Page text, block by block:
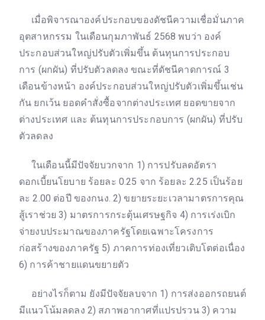
เมื่อพิจารณาองค์ประกอบของดัชนีความเชื่อมั่นภาค
อุตสาหกรรม ในเดือนกุมภาพันธ์ 2568 พบว่า องค์
ประกอบส่วนใหญ่ปรับตัวเพิ่มขึ้น ต้นทุนการประกอบ
การ (ผกผัน) ที่ปรับตัวลดลง ขณะที่ดัชนีคาดการณ์ 3
เดือนข้างหน้า องค์ประกอบส่วนใหญ่ปรับตัวเพิ่มขึ้นเช่น
กัน ยกเว้น ยอดคำสั่งซื้อจากต่างประเทศ ยอดขายจาก
ต่างประเทศ และ ต้นทุนการประกอบการ (ผกผัน) ที่ปรับ
ตัวลดลง
ในเดือนนี้มีปัจจัยบวกจาก 1) การปรับลดอัตรา
ดอกเบี้ยนโยบาย ร้อยละ 0.25 จาก ร้อยละ 2.25 เป็นร้อย
ละ 2.00 ต่อปี ของกนง. 2) ขยายระยะเวลามาตรการคุณ
สู้เราช่วย 3) มาตรการกระตุ้นเศรษฐกิจ 4) การเร่งเบิก
จ่ายงบประมาณของภาครัฐโดยเฉพาะโครงการ
ก่อสร้างของภาครัฐ 5) ภาคการท่องเที่ยวเติบโตต่อเนื่อง
6) การค้าชายแดนขยายตัว
อย่างไรก็ตาม ยังมีปัจจัยลบจาก 1) การส่งออกรถยนต์
มีแนวโน้มลดลง 2) สภาพอากาศที่แปรปรวน 3) ความ